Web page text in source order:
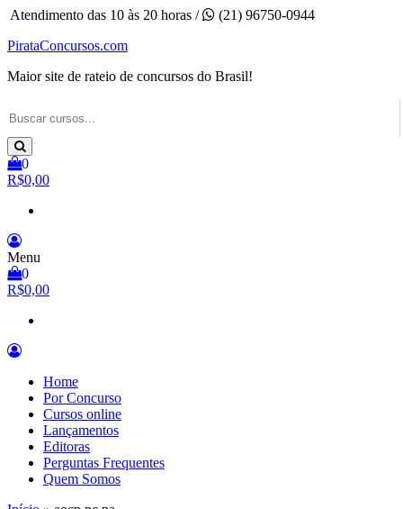
Pular
o
Atendimento das 10 às 20 horas /
(21) 96750-0944
PirataConcursos.com
Maior site de rateio de concursos do Brasil!
0
R$0,00
Menu
0
R$0,00
Home
Por Concurso
Cursos online
Lançamentos
Editoras
Perguntas Frequentes
Quem Somos